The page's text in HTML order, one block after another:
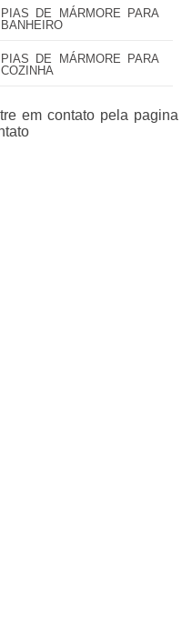
PIAS DE MÁRMORE PARA
BANHEIRO
PIAS DE MÁRMORE PARA
COZINHA